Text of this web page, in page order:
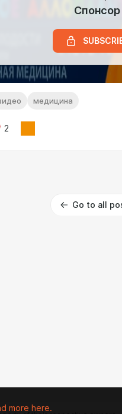
Спонсор
медицина
2
Go to all
more here.